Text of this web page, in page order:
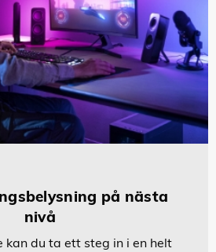
på nästa
nivå
kan du ta ett steg in i en helt